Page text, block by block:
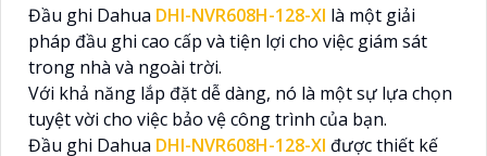
Đầu ghi Dahua DHI-NVR608H-128-XI là một giải
pháp đầu ghi cao cấp và tiện lợi cho việc giám sát
trong nhà và ngoài trời.
Với khả năng lắp đặt dễ dàng, nó là một sự lựa chọn
tuyệt vời cho việc bảo vệ công trình của bạn.
Đầu ghi Dahua DHI-NVR608H-128-XI được thiết kế